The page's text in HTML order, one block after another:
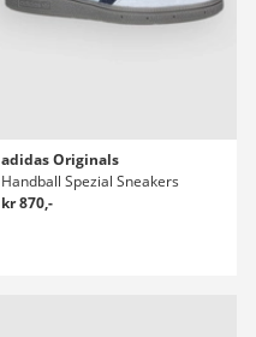
adidas Originals
Handball Spezial Sneakers
kr 870,-